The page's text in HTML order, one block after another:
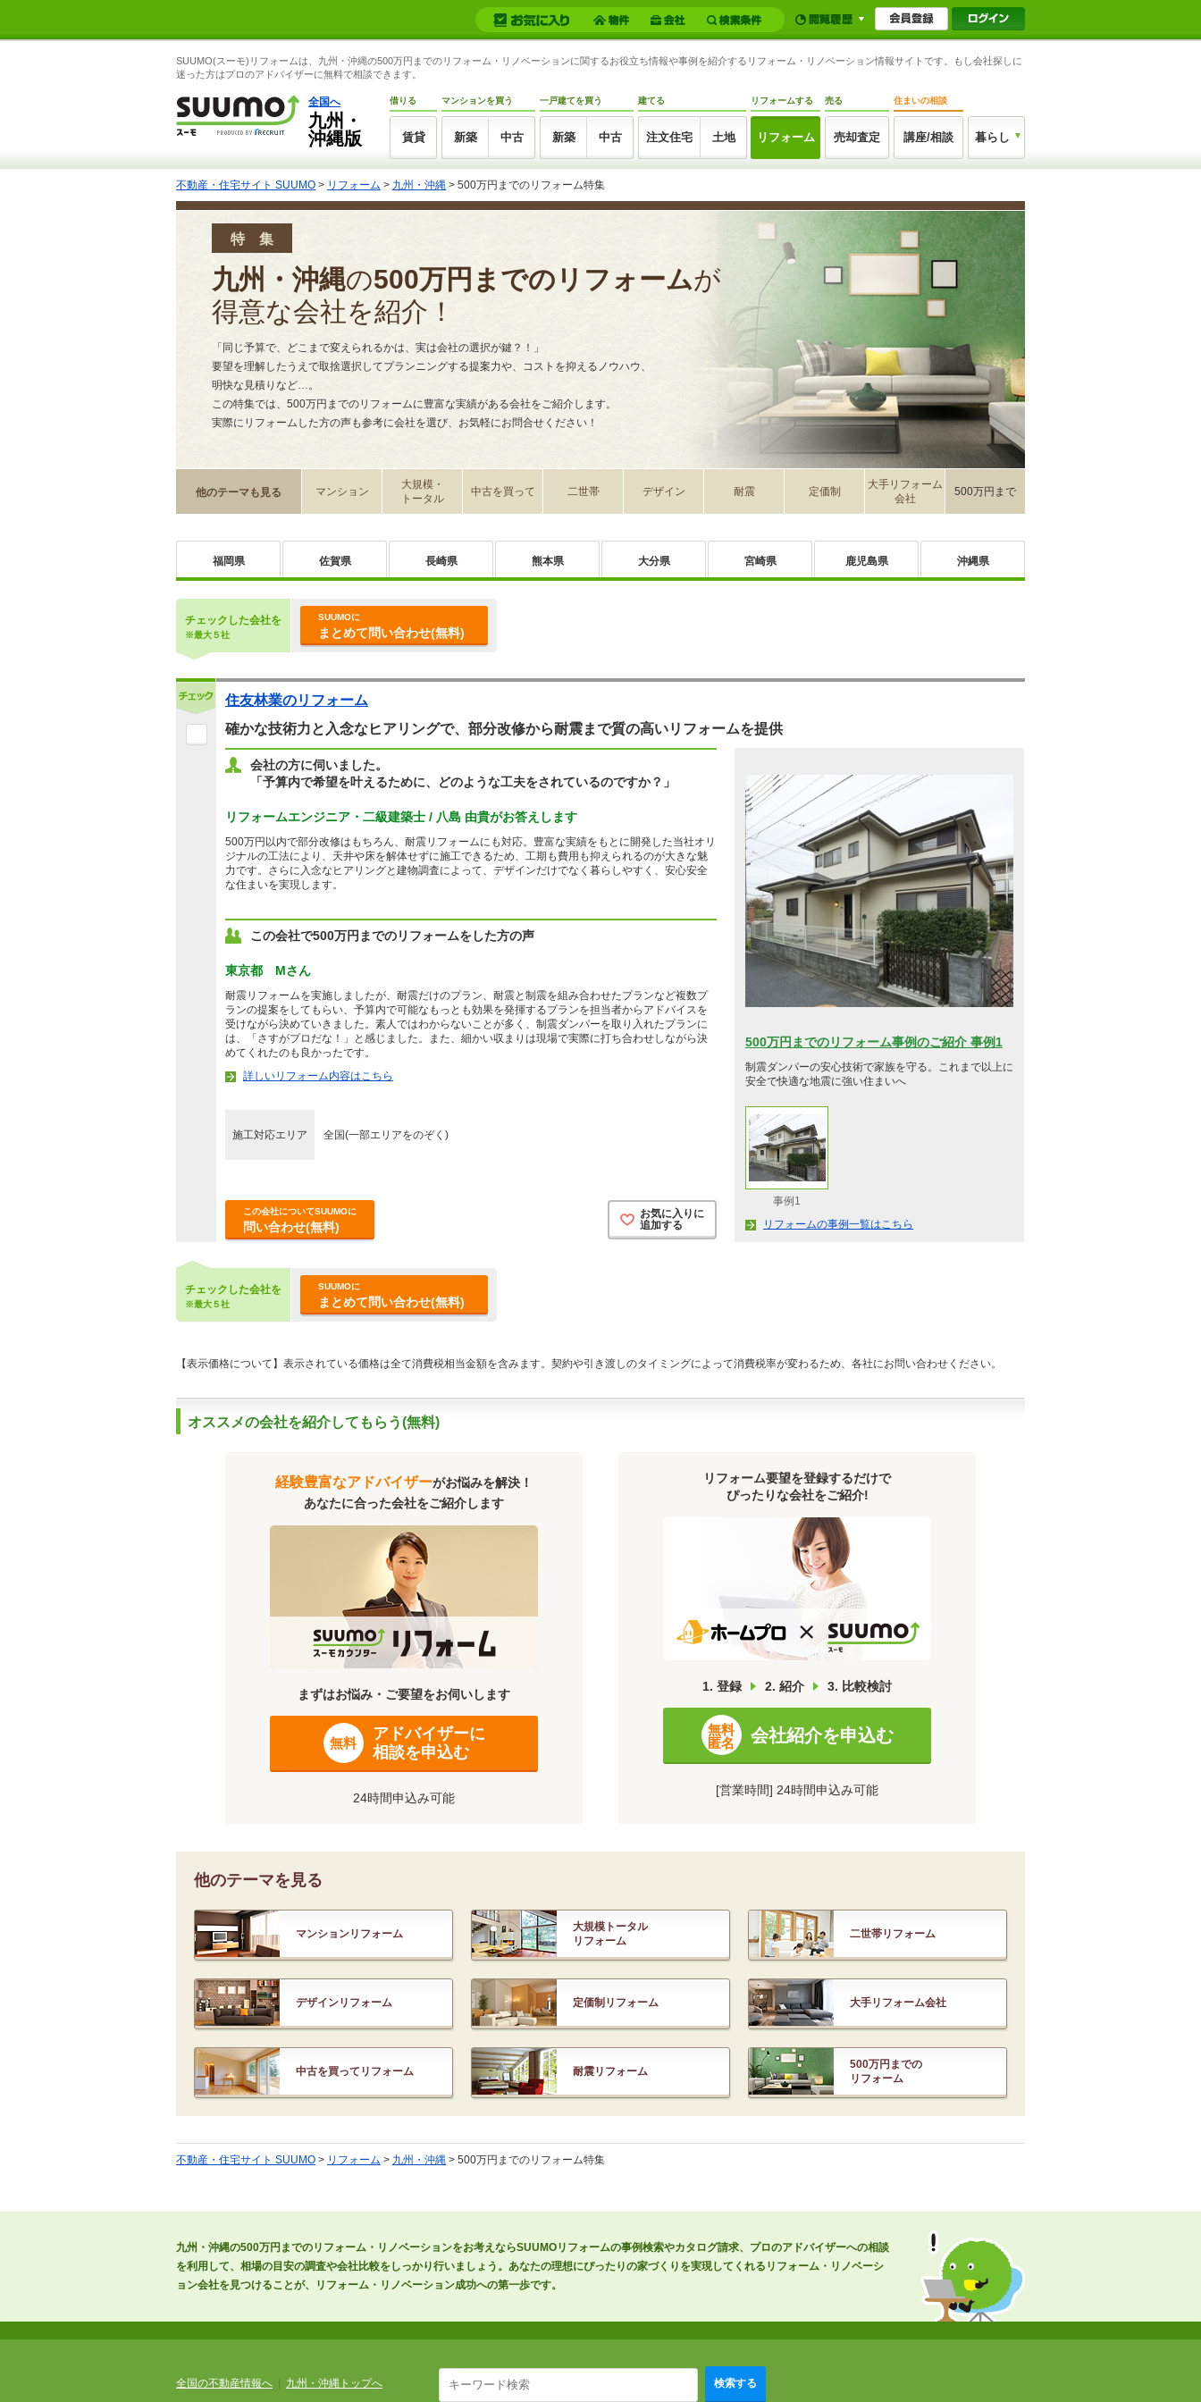
SUUMO(スーモ)リフォームは、九州・沖縄の500万円までのリフォーム・リノベーションに関するお役立ち情報や事例を紹介するリフォーム・リノベーション情報サイトです。もし会社探しに
迷った方はプロのアドバイザーに無料で相談できます。
全国へ
九州・
沖縄版
借りる
賃貸
マンションを買う
新築 中古
一戸建てを買う
新築 中古
建てる
注文住宅 土地
リフォームする
リフォーム
売る
売却査定
住まいの相談
講座/相談 暮らし
不動産・住宅サイト SUUMO > リフォーム > 九州・沖縄 > 500万円までのリフォーム特集
特 集
九州・沖縄の500万円までのリフォームが
得意な会社を紹介！
「同じ予算で、どこまで変えられるかは、実は会社の選択が鍵？！」
要望を理解したうえで取捨選択してプランニングする提案力や、コストを抑えるノウハウ、
明快な見積りなど…。
この特集では、500万円までのリフォームに豊富な実績がある会社をご紹介します。
実際にリフォームした方の声も参考に会社を選び、お気軽にお問合せください！
他のテーマも見る マンション
大規模・
トータル
中古を買って 二世帯 デザイン 耐震 定価制
大手リフォーム
会社
500万円まで
福岡県 佐賀県 長崎県 熊本県 大分県 宮崎県 鹿児島県 沖縄県
チェックした会社を
※最大５社
SUUMOに
まとめて問い合わせ(無料)
住友林業のリフォーム
確かな技術力と入念なヒアリングで、部分改修から耐震まで質の高いリフォームを提供
会社の方に伺いました。
「予算内で希望を叶えるために、どのような工夫をされているのですか？」
リフォームエンジニア・二級建築士 / 八島 由貴がお答えします
500万円以内で部分改修はもちろん、耐震リフォームにも対応。豊富な実績をもとに開発した当社オリ
ジナルの工法により、天井や床を解体せずに施工できるため、工期も費用も抑えられるのが大きな魅
力です。さらに入念なヒアリングと建物調査によって、デザインだけでなく暮らしやすく、安心安全
な住まいを実現します。
この会社で500万円までのリフォームをした方の声
東京都 Mさん
耐震リフォームを実施しましたが、耐震だけのプラン、耐震と制震を組み合わせたプランなど複数プ
ランの提案をしてもらい、予算内で可能なもっとも効果を発揮するプランを担当者からアドバイスを
受けながら決めていきました。素人ではわからないことが多く、制震ダンパーを取り入れたプランに
は、「さすがプロだな！」と感じました。また、細かい収まりは現場で実際に打ち合わせしながら決
めてくれたのも良かったです。
詳しいリフォーム内容はこちら
施工対応エリア 全国(一部エリアをのぞく)
500万円までのリフォーム事例のご紹介 事例1
制震ダンパーの安心技術で家族を守る。これまで以上に
安全で快適な地震に強い住まいへ
事例1
リフォームの事例一覧はこちら
この会社についてSUUMOに
問い合わせ(無料)
お気に入りに
追加する
チェックした会社を
※最大５社
SUUMOに
まとめて問い合わせ(無料)
【表示価格について】表示されている価格は全て消費税相当金額を含みます。契約や引き渡しのタイミングによって消費税率が変わるため、各社にお問い合わせください。
オススメの会社を紹介してもらう(無料)
経験豊富なアドバイザーがお悩みを解決！
あなたに合った会社をご紹介します
まずはお悩み・ご要望をお伺いします
無料
アドバイザーに
相談を申込む
24時間申込み可能
リフォーム要望を登録するだけで
ぴったりな会社をご紹介!
1. 登録 2. 紹介 3. 比較検討
無料
匿名
会社紹介を申込む
[営業時間] 24時間申込み可能
他のテーマを見る
マンションリフォーム
大規模トータル
リフォーム
二世帯リフォーム
デザインリフォーム 定価制リフォーム 大手リフォーム会社
中古を買ってリフォーム 耐震リフォーム
500万円までの
リフォーム
不動産・住宅サイト SUUMO > リフォーム > 九州・沖縄 > 500万円までのリフォーム特集
九州・沖縄の500万円までのリフォーム・リノベーションをお考えならSUUMOリフォームの事例検索やカタログ請求、プロのアドバイザーへの相談
を利用して、相場の目安の調査や会社比較をしっかり行いましょう。あなたの理想にぴったりの家づくりを実現してくれるリフォーム・リノベーシ
ョン会社を見つけることが、リフォーム・リノベーション成功への第一歩です。
全国の不動産情報へ 九州・沖縄トップへ 検索する